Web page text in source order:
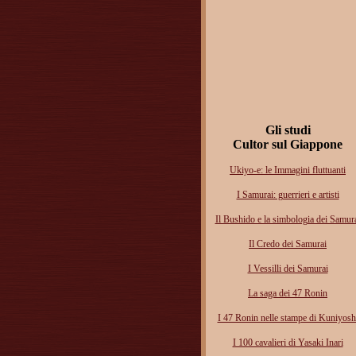
Gli studi
Cultor sul Giappone
Ukiyo-e: le Immagini fluttuanti
I Samurai: guerrieri e artisti
Il Bushido e la simbologia dei
Il Credo dei Samurai
I Vessilli dei Samurai
La saga dei 47 Ronin
I 47 Ronin nelle stampe di
I 100 cavalieri di Yasaki Inari